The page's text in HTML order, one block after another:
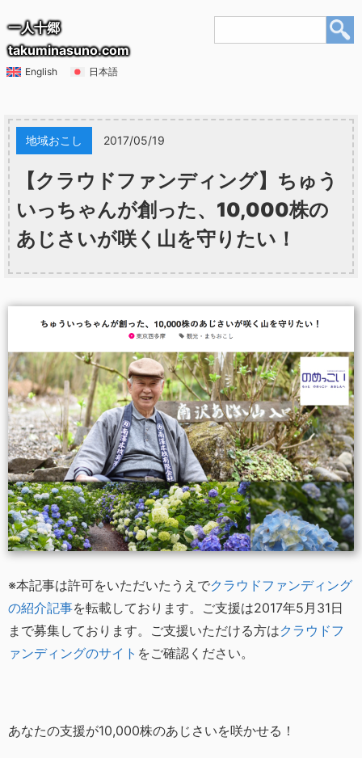
一人十郷
takuminasuno.com
English 日本語
地域おこし 2017/05/19
【クラウドファンディング】ちゅう
いっちゃんが創った、10,000株の
あじさいが咲く山を守りたい！
※本記事は許可をいただいたうえでクラウドファンディング
の紹介記事を転載しております。ご支援は2017年5月31日
まで募集しております。ご支援いただける方はクラウドフ
ァンディングのサイト をご確認ください。
あなたの支援が10,000株のあじさいを咲かせる！